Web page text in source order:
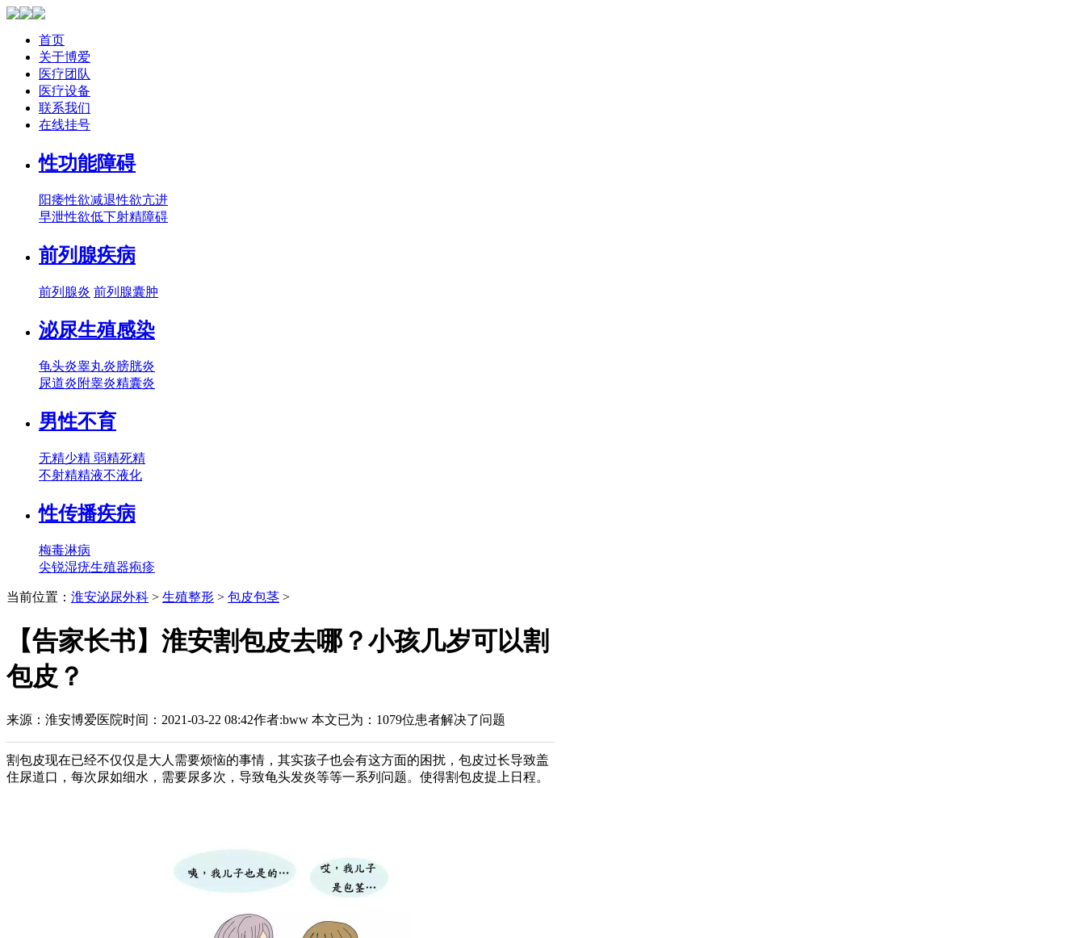
首页
关于博爱
医疗团队
医疗设备
联系我们
在线挂号
性功能障碍
阳痿性欲减退性欲亢进
早泄性欲低下射精障碍
前列腺疾病
前列腺炎 前列腺囊肿
泌尿生殖感染
龟头炎睾丸炎膀胱炎
尿道炎附睾炎精囊炎
男性不育
无精少精 弱精死精
不射精精液不液化
性传播疾病
梅毒淋病
尖锐湿疣生殖器疱疹
当前位置： 淮安泌尿外科 > 生殖整形 > 包皮包茎 >
【告家长书】淮安割包皮去哪？小孩几岁可以割
包皮？
来源： 淮安博爱医院时间：2021-03-22 08:42作者:bww 本文已为 ：1079位患者解决了问题
割包皮现在已经不仅仅是大人需要烦恼的事情，其实孩子也会有这方面的困扰，包皮过长导致盖
住尿道口，每次尿如细水，需要尿多次，导致龟头发炎等等一系列问题。使得割包皮提上日程。